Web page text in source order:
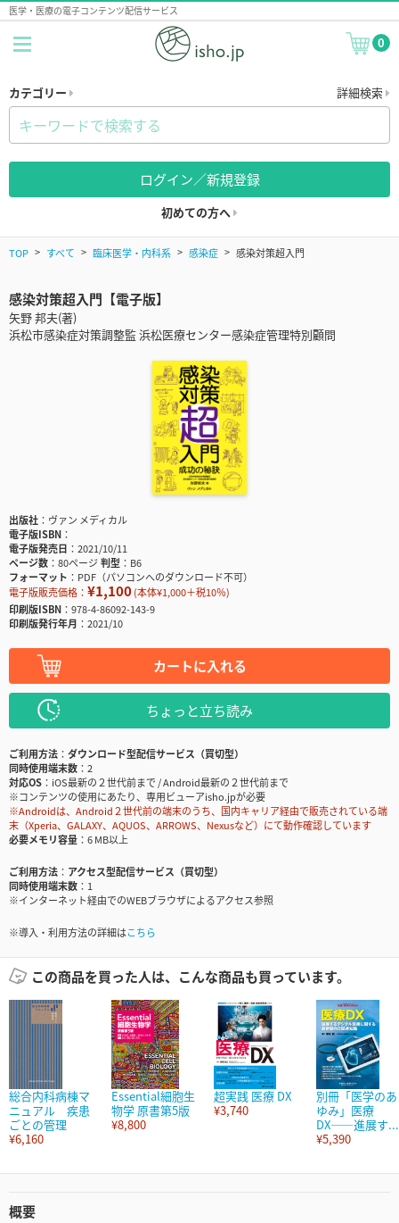
医学・医療の電子コンテンツ配信サービス
0
カテゴリー 詳細検索
ログイン／新規登録
初めての方へ
TOP すべて 臨床医学・内科系 感染症 感染対策超入門
感染対策超入門【電子版】
矢野 邦夫(著)
浜松市感染症対策調整監 浜松医療センター感染症管理特別顧問
出版社
ヴァン メディカル
電子版ISBN
電子版発売日
2021/10/11
ページ数
80ページ判型
B6
フォーマット
PDF（パソコンへのダウンロード不可）
電子版販売価格： ¥1,100(本体¥1,000＋税10％)
印刷版ISBN
978-4-86092-143-9
印刷版発行年月
2021/10
カートに入れる
ちょっと立ち読み
ご利用方法
ダウンロード型配信サービス（買切型）
同時使用端末数
2
対応OS
iOS最新の２世代前まで / Android最新の２世代前まで
※コンテンツの使用にあたり、専用ビューアisho.jpが必要
※Androidは、Android２世代前の端末のうち、国内キャリア経由で販売されている端
末（Xperia、GALAXY、AQUOS、ARROWS、Nexusなど）にて動作確認しています
必要メモリ容量
6 MB以上
ご利用方法
アクセス型配信サービス（買切型）
同時使用端末数
1
※インターネット経由でのWEBブラウザによるアクセス参照
※導入・利用方法の詳細はこちら
この商品を買った人は、こんな商品も買っています。
総合内科病棟マ
ニュアル 疾患
ごとの管理
¥6,160
Essential細胞生
物学 原書第5版
¥8,800
超実践 医療 DX
¥3,740
別冊「医学のあ
ゆみ」医療
DX――進展す...
¥5,390
概要